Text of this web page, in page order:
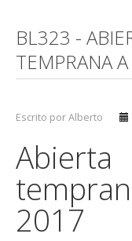
BL323 -
TEMPRANA
Escrito por Alberto
2017